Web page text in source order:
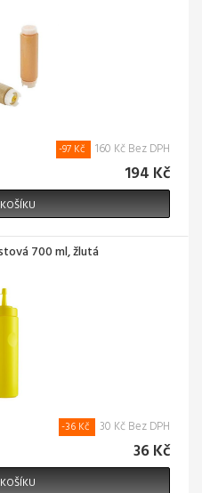
-97 Kč 160 Kč Bez DPH
194 Kč
700 ml, žlutá
-36 Kč 30 Kč Bez DPH
36 Kč